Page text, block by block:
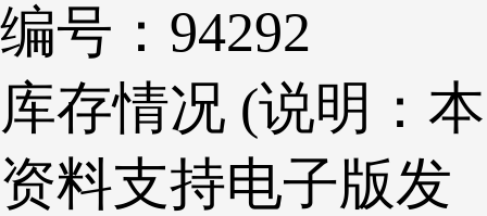
编号：94292
库存情况 (说明：本
资料支持电子版发